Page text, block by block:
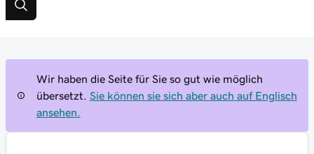
Wir haben die Seite für Sie so gut wie möglich
übersetzt.
Sie können sie sich aber auch auf Englisch
ansehen.